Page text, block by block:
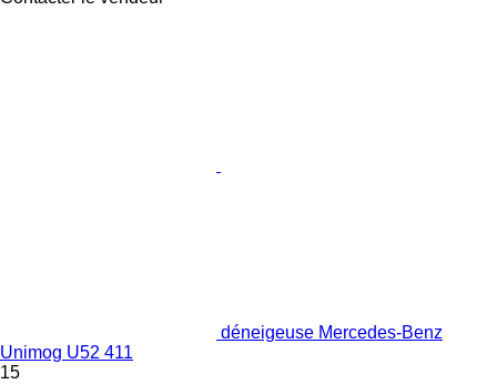
déneigeuse Mercedes-Benz
Unimog U52 411
15